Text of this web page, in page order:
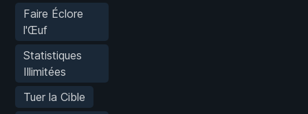
Faire Éclore
l'Œuf
Statistiques
Illimitées
Tuer la Cible